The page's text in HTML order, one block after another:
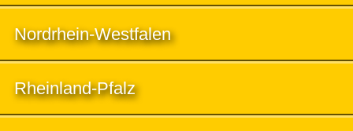
Nordrhein-Westfalen
Rheinland-Pfalz